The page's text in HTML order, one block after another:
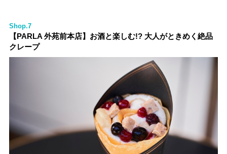
Shop.7
【PARLA 外苑前本店】お酒と楽しむ!? 大人がときめく絶品
クレープ